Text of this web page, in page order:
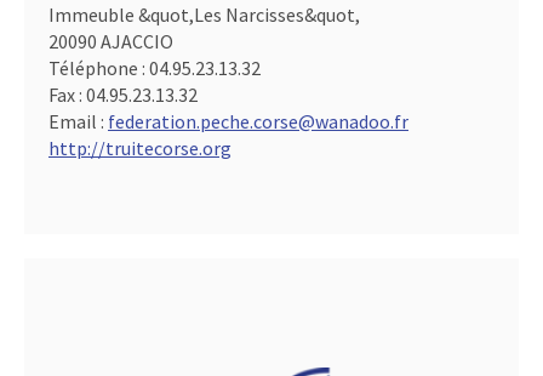
Immeuble &quot,Les Narcisses&quot,
20090 AJACCIO
Téléphone : 04.95.23.13.32
Fax : 04.95.23.13.32
Email : federation.peche.corse@wanadoo.fr
http://truitecorse.org